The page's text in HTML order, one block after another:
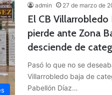
admin 27 de marzo de
El CB
pierde ante Zona
desciende de
Pasó lo que no se
Villarrobledo baja de
Pabellón Díaz…